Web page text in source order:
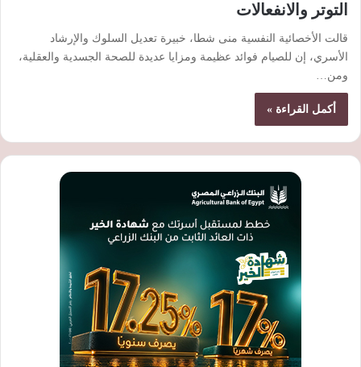
التوتر والانفعالات
قالت الأخصائية النفسية منى شطا، خبيرة تعديل السلوك والإرشاد
الأسري، إن للصيام فوائد عظيمة ومزايا عديدة للصحة الجسدية والعقلية،
ومن…
أكمل القراءة »